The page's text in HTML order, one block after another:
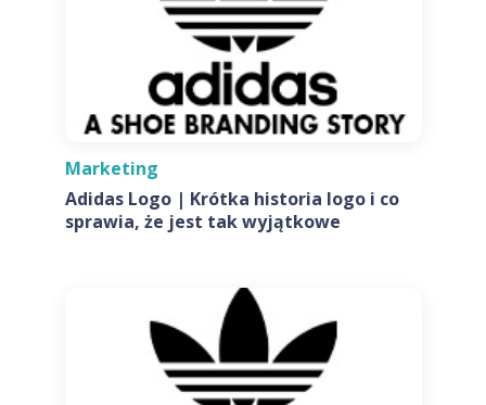
Marketing
Adidas Logo | Krótka historia logo i co
sprawia, że jest tak wyjątkowe